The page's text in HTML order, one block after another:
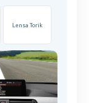
Lensa Torik